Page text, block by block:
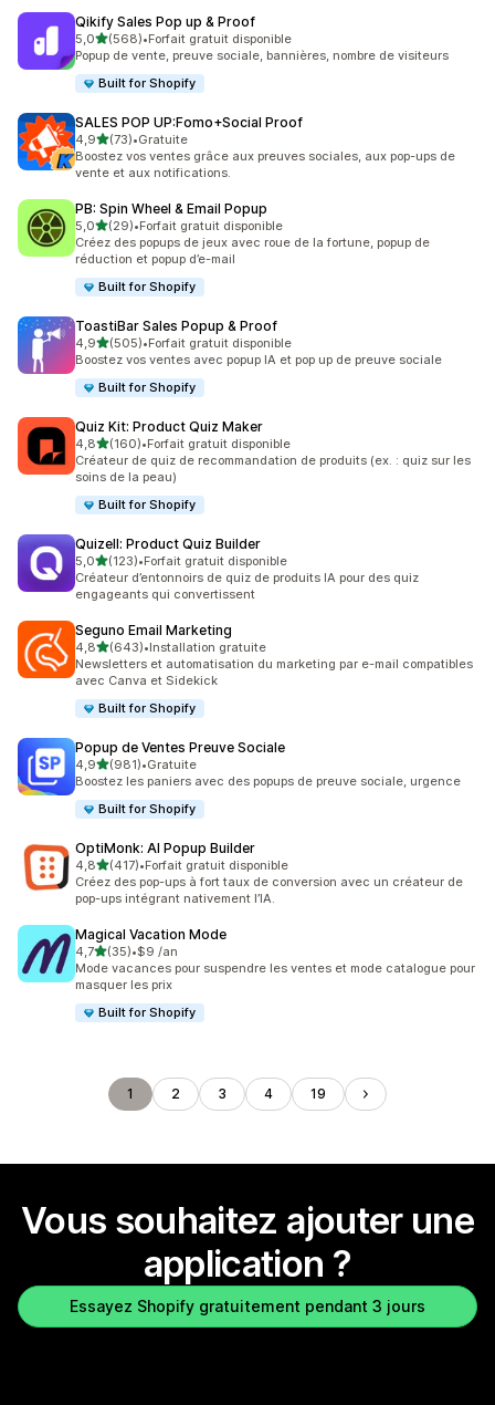
Qikify Sales Pop up & Proof
5,0étoile(s) sur 5
(568)
568 avis au total
•Forfait gratuit disponible
Popup de vente, preuve sociale, bannières, nombre de visiteurs
Built for Shopify
SALES POP UP:Fomo+Social Proof
4,9étoile(s) sur 5
(73)
73 avis au total
•Gratuite
Boostez vos ventes grâce aux preuves sociales, aux pop-ups de
vente et aux notifications.
PB: Spin Wheel & Email Popup
5,0étoile(s) sur 5
(29)
29 avis au total
•Forfait gratuit disponible
Créez des popups de jeux avec roue de la fortune, popup de
réduction et popup d’e-mail
Built for Shopify
ToastiBar Sales Popup & Proof
4,9étoile(s) sur 5
(505)
505 avis au total
•Forfait gratuit disponible
Boostez vos ventes avec popup IA et pop up de preuve sociale
Built for Shopify
Quiz Kit: Product Quiz Maker
4,8étoile(s) sur 5
(160)
160 avis au total
•Forfait gratuit disponible
Créateur de quiz de recommandation de produits (ex. : quiz sur les
soins de la peau)
Built for Shopify
Quizell: Product Quiz Builder
5,0étoile(s) sur 5
(123)
123 avis au total
•Forfait gratuit disponible
Créateur d’entonnoirs de quiz de produits IA pour des quiz
engageants qui convertissent
Seguno Email Marketing
4,8étoile(s) sur 5
(643)
643 avis au total
•Installation gratuite
Newsletters et automatisation du marketing par e-mail compatibles
avec Canva et Sidekick
Built for Shopify
Popup de Ventes Preuve Sociale
4,9étoile(s) sur 5
(981)
981 avis au total
•Gratuite
Boostez les paniers avec des popups de preuve sociale, urgence
Built for Shopify
OptiMonk: AI Popup Builder
4,8étoile(s) sur 5
(417)
417 avis au total
•Forfait gratuit disponible
Créez des pop-ups à fort taux de conversion avec un créateur de
pop-ups intégrant nativement l’IA.
Magical Vacation Mode
4,7étoile(s) sur 5
(35)
35 avis au total
•$9 /an
Mode vacances pour suspendre les ventes et mode catalogue pour
masquer les prix
Built for Shopify
1 2 3 4 19
Vous souhaitez ajouter une
application ?
Essayez Shopify gratuitement pendant 3 jours